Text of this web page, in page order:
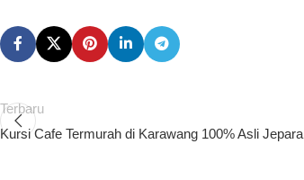
Terbaru
Kursi Cafe Termurah di Karawang 100% Asli Jepara